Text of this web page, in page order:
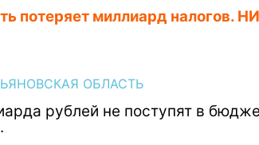
потеряет миллиард налогов.
ОБЛАСТЬ
рублей не поступят в